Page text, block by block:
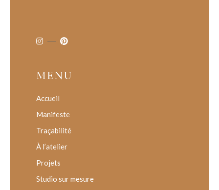
MENU
Accueil
Manifeste
Traçabilité
À l’atelier
Projets
Studio sur mesure